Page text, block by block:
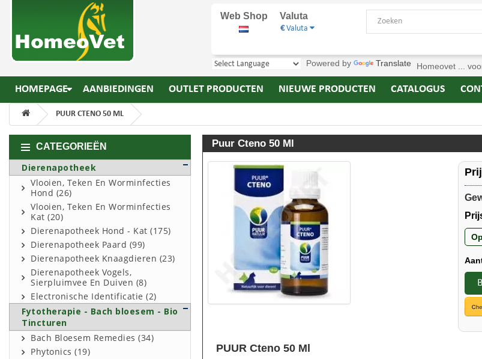
Web Shop Valuta
€Valuta
Powered by Translate Homeovet ...
HOMEPAGE AANBIEDINGEN OUTLET PRODUCTEN NIEUWE PRODUCTEN CATALOGUS
PUUR CTENO 50 ML
CATEGORIEËN
Dierenapotheek
Vlooien, Teken En Worminfecties
Hond (26)
Vlooien, Teken En Worminfecties
Kat (20)
Dierenapotheek Hond - Kat (175)
Dierenapotheek Paard (99)
Dierenapotheek Knaagdieren (23)
Dierenapotheek Vogels,
Sierpluimvee En Duiven (8)
Electronische Identificatie (2)
Fytotherapie - Bach bloesem - Bio
Tincturen
Bach Bloesem Remedies (34)
Phytonics (19)
Puur Cteno 50 Ml
PUUR Cteno 50 Ml